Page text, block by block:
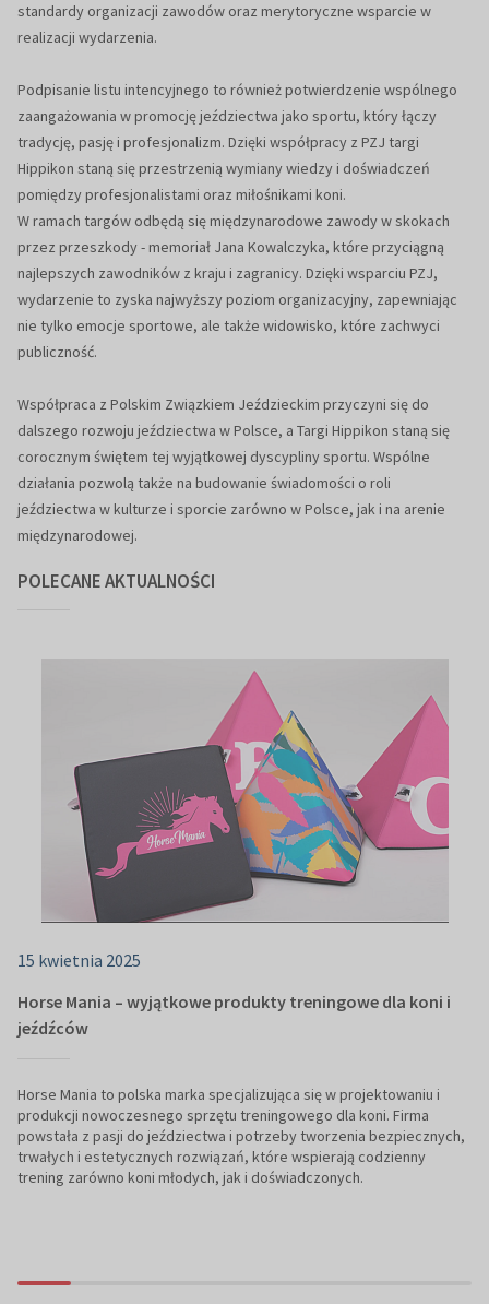
standardy organizacji zawodów oraz merytoryczne wsparcie w
realizacji wydarzenia.
Podpisanie listu intencyjnego to również potwierdzenie wspólnego
zaangażowania w promocję jeździectwa jako sportu, który łączy
tradycję, pasję i profesjonalizm. Dzięki współpracy z PZJ targi
Hippikon staną się przestrzenią wymiany wiedzy i doświadczeń
pomiędzy profesjonalistami oraz miłośnikami koni.
W ramach targów odbędą się międzynarodowe zawody w skokach
przez przeszkody - memoriał Jana Kowalczyka, które przyciągną
najlepszych zawodników z kraju i zagranicy. Dzięki wsparciu PZJ,
wydarzenie to zyska najwyższy poziom organizacyjny, zapewniając
nie tylko emocje sportowe, ale także widowisko, które zachwyci
publiczność.
Współpraca z Polskim Związkiem Jeździeckim przyczyni się do
dalszego rozwoju jeździectwa w Polsce, a Targi Hippikon staną się
corocznym świętem tej wyjątkowej dyscypliny sportu. Wspólne
działania pozwolą także na budowanie świadomości o roli
jeździectwa w kulturze i sporcie zarówno w Polsce, jak i na arenie
międzynarodowej.
POLECANE AKTUALNOŚCI
15 kwietnia 2025
Horse Mania – wyjątkowe produkty treningowe dla koni i
jeźdźców
Horse Mania to polska marka specjalizująca się w projektowaniu i
produkcji nowoczesnego sprzętu treningowego dla koni. Firma
powstała z pasji do jeździectwa i potrzeby tworzenia bezpiecznych,
trwałych i estetycznych rozwiązań, które wspierają codzienny
trening zarówno koni młodych, jak i doświadczonych.